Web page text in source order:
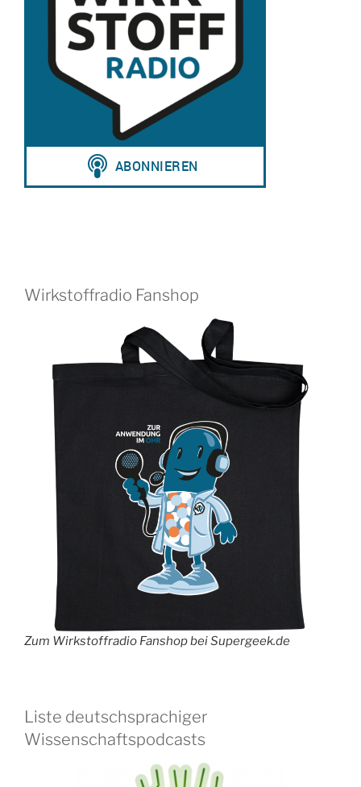
Wirkstoffradio Fanshop
Zum Wirkstoffradio Fanshop bei Supergeek.de
Liste deutschsprachiger
Wissenschaftspodcasts